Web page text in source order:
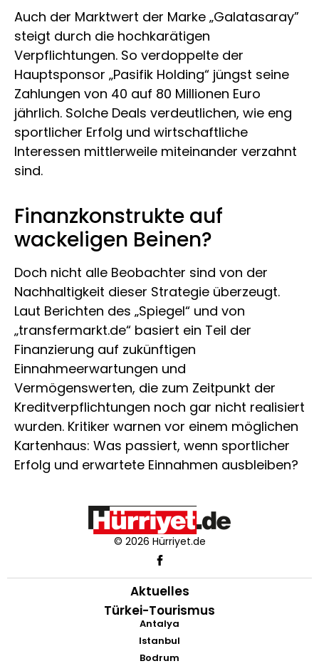
Auch der Marktwert der Marke „Galatasaray”
steigt durch die hochkarätigen
Verpflichtungen. So verdoppelte der
Hauptsponsor „Pasifik Holding“ jüngst seine
Zahlungen von 40 auf 80 Millionen Euro
jährlich. Solche Deals verdeutlichen, wie eng
sportlicher Erfolg und wirtschaftliche
Interessen mittlerweile miteinander verzahnt
sind.
Finanzkonstrukte auf
wackeligen Beinen?
Doch nicht alle Beobachter sind von der
Nachhaltigkeit dieser Strategie überzeugt.
Laut Berichten des „Spiegel“ und von
„transfermarkt.de“ basiert ein Teil der
Finanzierung auf zukünftigen
Einnahmeerwartungen und
Vermögenswerten, die zum Zeitpunkt der
Kreditverpflichtungen noch gar nicht realisiert
wurden. Kritiker warnen vor einem möglichen
Kartenhaus: Was passiert, wenn sportlicher
Erfolg und erwartete Einnahmen ausbleiben?
© 2026 Hürriyet.de
Aktuelles
Türkei-Tourismus
Antalya
Istanbul
Bodrum